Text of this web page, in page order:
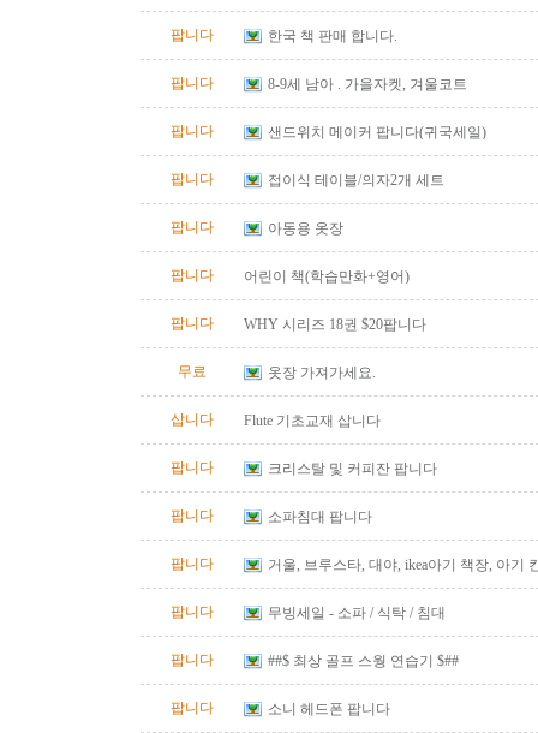
팝니다 한국 책 판매 합니다.
팝니다 8-9세 남아 . 가을자켓, 겨울코트
팝니다 샌드위치 메이커 팝니다(귀국세일)
팝니다 접이식 테이블/의자2개 세트
팝니다 아동용 옷장
팝니다 어린이 책(학습만화+영어)
팝니다 WHY 시리즈 18권 $20팝니다
무료 옷장 가져가세요.
삽니다 Flute 기초교재 삽니다
팝니다 크리스탈 및 커피잔 팝니다
팝니다 소파침대 팝니다
팝니다 거울, 브루스타, 대야, ikea아기 책장, 아기
팝니다 무빙세일 - 소파 / 식탁 / 침대
팝니다 ##$ 최상 골프 스웡 연습기 $##
팝니다 소니 헤드폰 팝니다